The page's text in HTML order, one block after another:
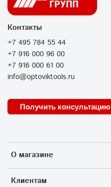
О магазине
Клиентам
Контакты
+7 495 784 55 44
+7 916 000 96 00
+7 916 000 61 00
info@optoviktools.ru
Получить консультацию